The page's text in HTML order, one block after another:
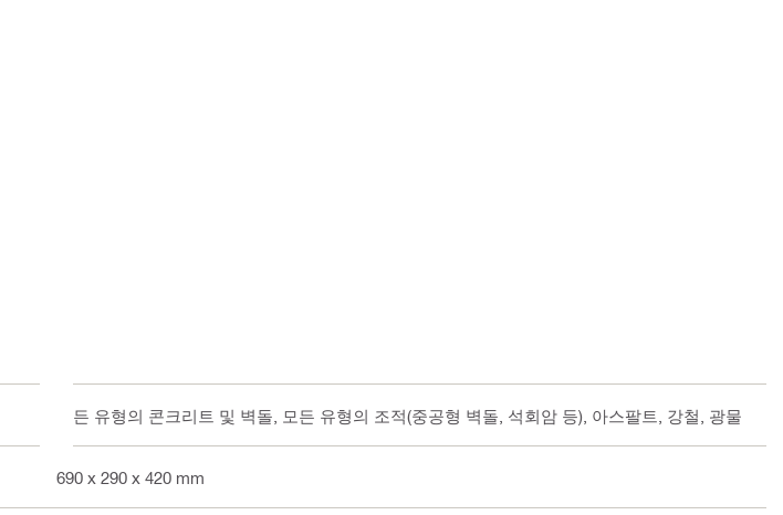
모든 유형의 콘크리트 및 벽돌, 모든 유형의 조적(중공형 벽돌, 석회암 등), 아스팔트, 강철, 광물
690 x 290 x 420 mm